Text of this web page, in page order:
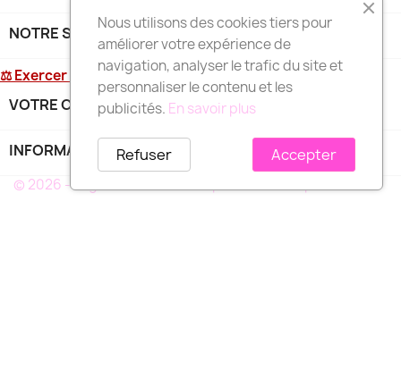
NOTRE SOCIÉTÉ
⚖ Exercer mon droit de rétractation
VOTRE COMPTE
INFORMATIONS
© 2026 - Logiciel e-commerce par PrestaShop™
Nous utilisons des cookies tiers pour
améliorer votre expérience de
navigation, analyser le trafic du site et
personnaliser le contenu et les
publicités. En savoir plus
Accepter
Refuser